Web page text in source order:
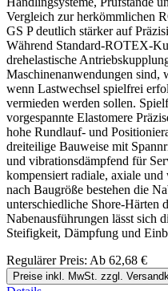
Vergleich zur herkömmlichen
GS P deutlich stärker auf
Während Standard-ROTEX-
drehelastische
Maschinenanwendungen sind,
wenn Lastwechsel spielfrei
vermieden werden sollen.
vorgespannte Elastomere
hohe Rundlauf- und
dreiteilige Bauweise mit
und vibrationsdämpfend für
kompensiert radiale, axiale
nach Baugröße bestehen die
unterschiedliche Shore-Härten
Nabenausführungen lässt sich
Steifigkeit, Dämpfung und
Regulärer Preis: Ab 62,68 €
Preise inkl. MwSt. zzgl.